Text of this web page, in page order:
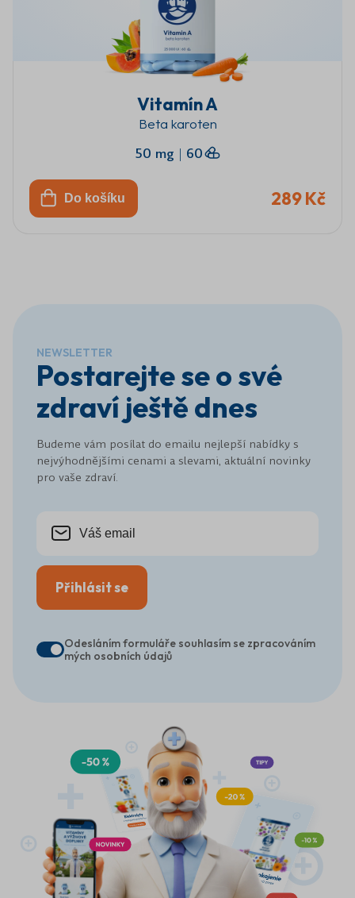
Vitamín A
Beta karoten
50 mg | 60
Do košíku 289 Kč
NEWSLETTER
Postarejte se o své
zdraví ještě dnes
Budeme vám posílat do emailu nejlepší nabídky s
nejvýhodnějšími cenami a slevami, aktuální novinky
pro vaše zdraví.
Přihlásit se
Odesláním formuláře souhlasím se zpracováním
mých osobních údajů